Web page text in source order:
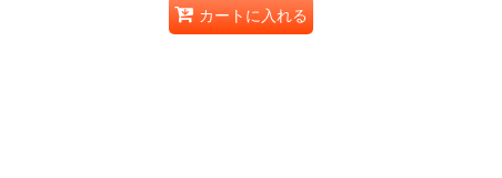
カートに入れる